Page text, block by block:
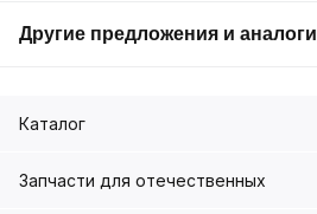
Другие предложения и аналоги
Каталог
Запчасти для отечественных